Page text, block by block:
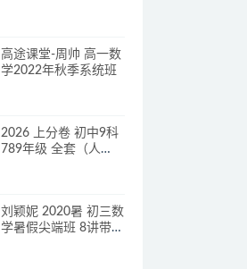
高途课堂-周帅 高一数
学2022年秋季系统班
2026 上分卷 初中9科
789年级 全套（人
刘颖妮 2020暑 初三数
学暑假尖端班 8讲带笔